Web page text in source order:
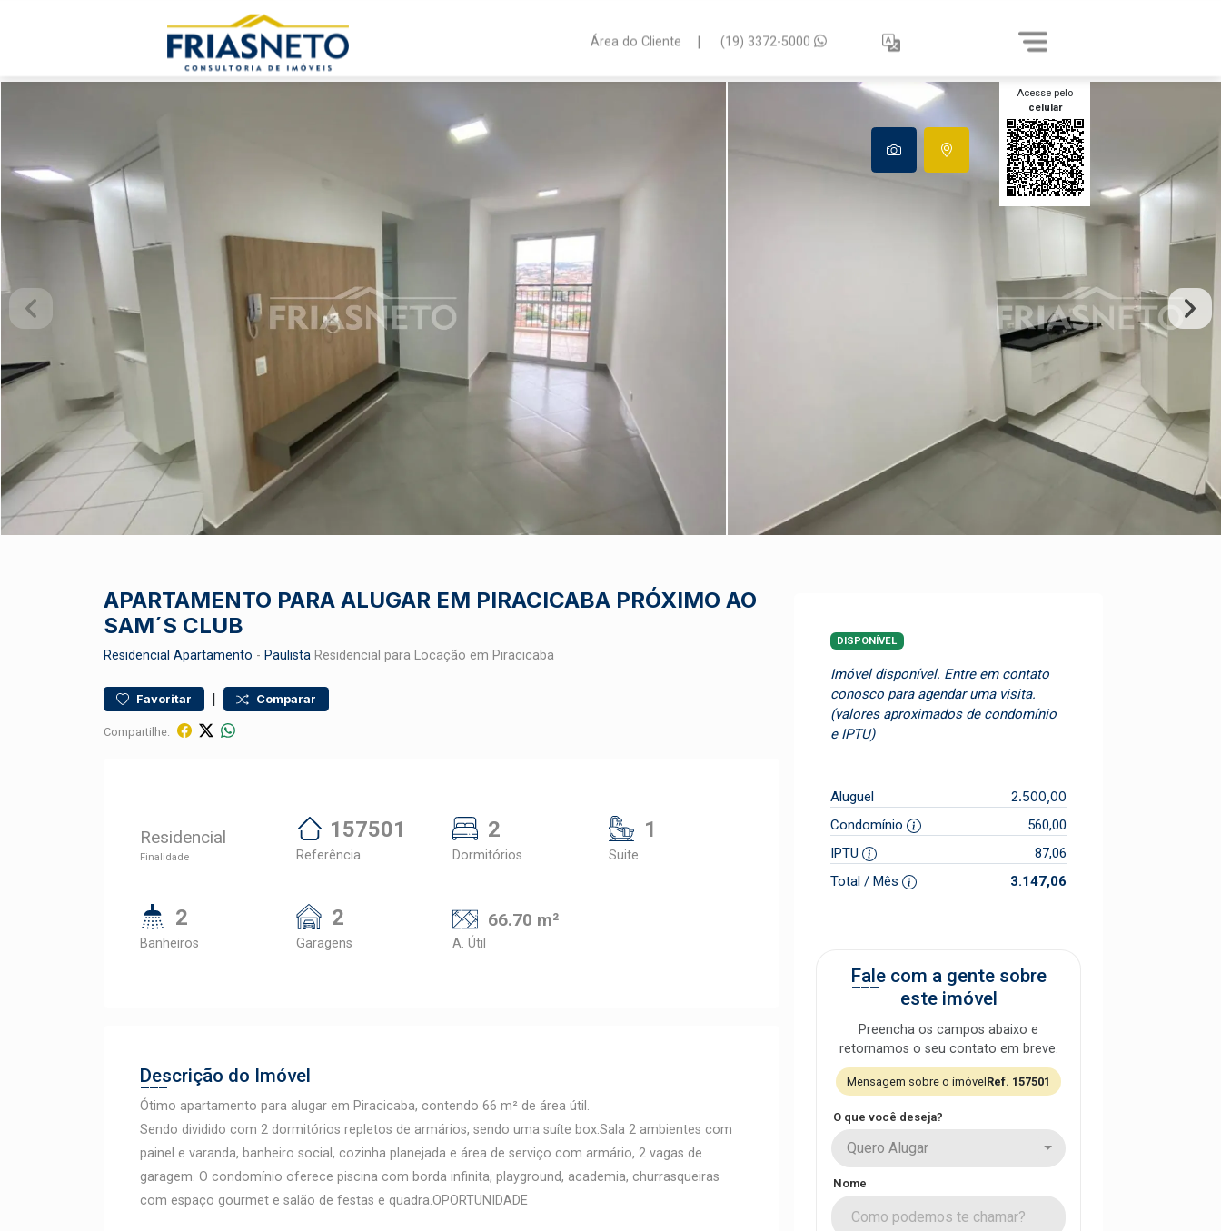
Área do Cliente | (19) 3372-5000
Acesse pelo
celular
APARTAMENTO PARA ALUGAR EM PIRACICABA PRÓXIMO AO
SAM´S CLUB
Residencial Apartamento - Paulista Residencial para Locação em Piracicaba
Favoritar | Comparar
Compartilhe:
Residencial
Finalidade
157501
Referência
2
Dormitórios
1
Suite
2
Banheiros
2
Garagens
66.70 m²
A. Útil
Descrição do Imóvel
Ótimo apartamento para alugar em Piracicaba, contendo 66 m² de área útil.
Sendo dividido com 2 dormitórios repletos de armários, sendo uma suíte box.Sala 2 ambientes com
painel e varanda, banheiro social, cozinha planejada e área de serviço com armário, 2 vagas de
garagem. O condomínio oferece piscina com borda infinita, playground, academia, churrasqueiras
com espaço gourmet e salão de festas e quadra.OPORTUNIDADE
DISPONÍVEL
Imóvel disponível. Entre em contato
conosco para agendar uma visita.
(valores aproximados de condomínio
e IPTU)
Aluguel 2.500,00
Condomínio
560,00
IPTU
87,06
Total / Mês
3.147,06
Fale com a gente sobre
este imóvel
Preencha os campos abaixo e
retornamos o seu contato em breve.
Mensagem sobre o imóvel Ref. 157501
O que você deseja?
Quero Alugar
Nome